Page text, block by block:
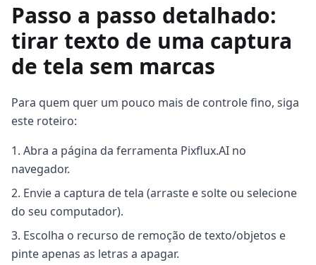
Passo a passo detalhado:
tirar texto de uma captura
de tela sem marcas
Para quem quer um pouco mais de controle fino, siga
este roteiro:
Abra a página da ferramenta Pixflux.AI no
navegador.
Envie a captura de tela (arraste e solte ou selecione
do seu computador).
Escolha o recurso de remoção de texto/objetos e
pinte apenas as letras a apagar.